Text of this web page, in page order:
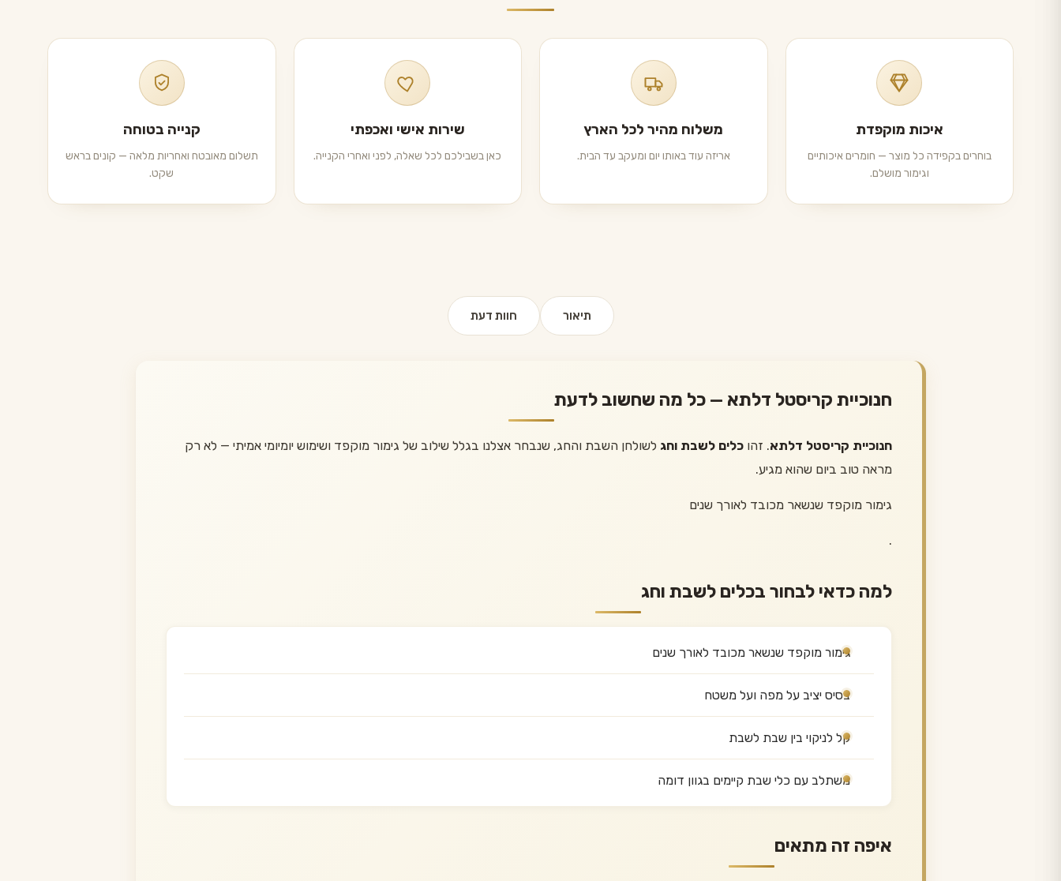
איכות מוקפדת
בוחרים בקפידה כל מוצר — חומרים איכותיים
וגימור מושלם.
משלוח מהיר לכל הארץ
אריזה עוד באותו יום ומעקב עד הבית.
שירות אישי ואכפתי
כאן בשבילכם לכל שאלה, לפני ואחרי הקנייה.
קנייה בטוחה
תשלום מאובטח ואחריות מלאה — קונים בראש
שקט.
תיאור חוות דעת
חנוכיית קריסטל דלתא — כל מה שחשוב לדעת
חנוכיית קריסטל דלתא. זהוכלים לשבת וחג לשולחן השבת והחג, שנבחר אצלנו בגלל שילוב של גימור מוקפד ושימוש יומיומי אמיתי — לא רק
מראה טוב ביום שהוא מגיע.
גימור מוקפד שנשאר מכובד לאורך שנים
.
למה כדאי לבחור בכלים לשבת וחג
גימור מוקפד שנשאר מכובד לאורך שנים
בסיס יציב על מפה ועל משטח
קל לניקוי בין שבת לשבת
משתלב עם כלי שבת קיימים בגוון דומה
איפה זה מתאים